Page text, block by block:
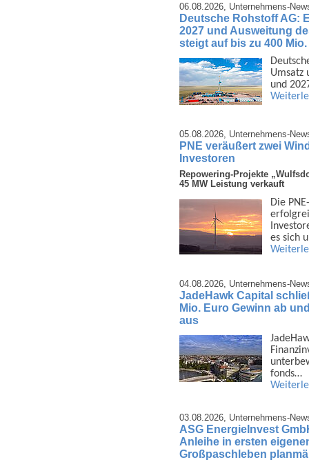
06.08.2026, Unternehmens-
Deutsche Rohstoff AG:
2027 und Ausweitung
steigt auf bis zu 400
Umsatz
und
05.08.2026, Unternehmens-
PNE veräußert zwei
Investoren
Repowering-Projekte
45 MW Leistung verkauft
Die
es sich
04.08.2026, Unternehmens-
JadeHawk Capital
Mio. Euro Gewinn ab
aus
fonds…
03.08.2026, Unternehmens-
ASG EnergieInvest
Anleihe in ersten
Großpaschleben